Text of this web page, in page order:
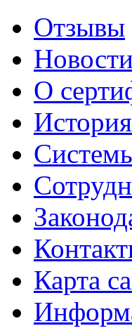
Отзывы
Новости
О
Карта